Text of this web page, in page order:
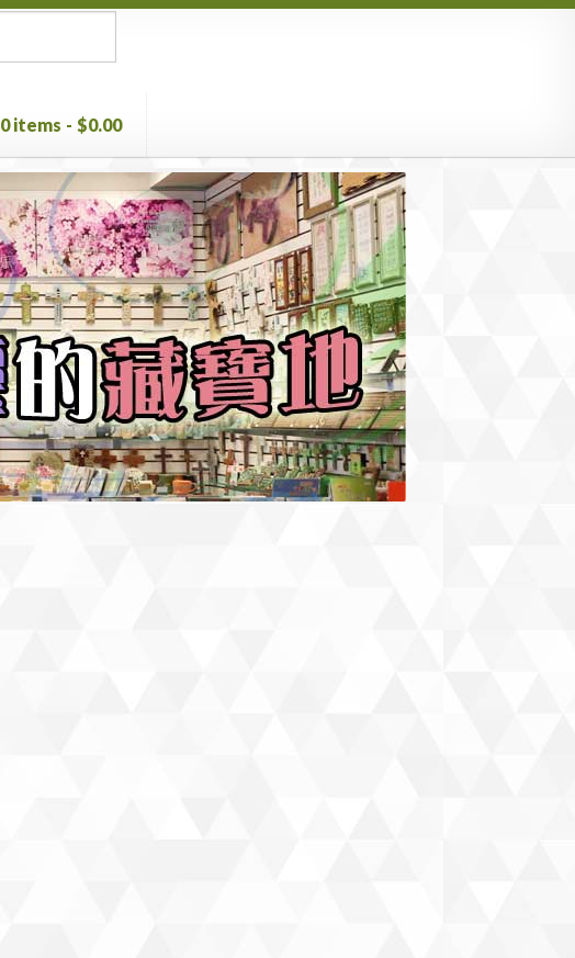
0 items $0.00